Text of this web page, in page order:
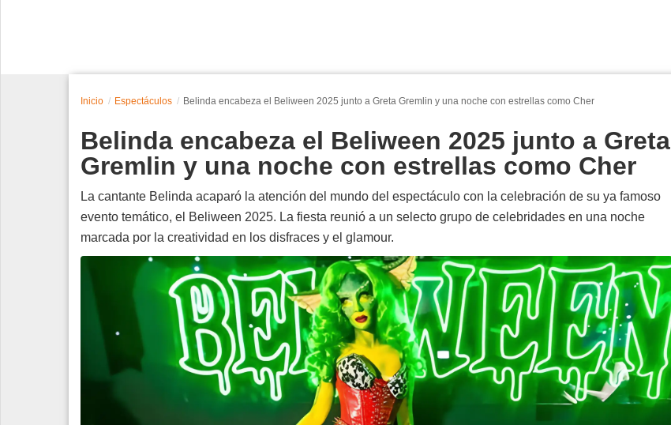
Edición Impresa
Inicio Espectáculos Belinda encabeza el Beliween 2025 junto a Greta Gremlin y una noche con estrellas como Cher
Belinda encabeza el Beliween 2025 junto a Greta
Gremlin y una noche con estrellas como Cher
La cantante Belinda acaparó la atención del mundo del espectáculo con la celebración de su ya famoso
evento temático, el Beliween 2025. La fiesta reunió a un selecto grupo de celebridades en una noche
marcada por la creatividad en los disfraces y el glamour.